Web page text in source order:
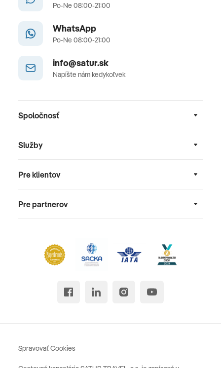
Po-Ne 08:00-21:00
WhatsApp
Po-Ne 08:00-21:00
info@satur.sk
Napíšte nám kedykoľvek
Spoločnosť
Služby
Pre klientov
Pre partnerov
Spravovať Cookies